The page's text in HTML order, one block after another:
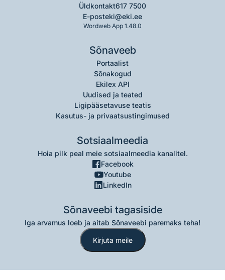
Üldkontakt617 7500
E-posteki@eki.ee
Wordweb App 1.48.0
Sõnaveeb
Portaalist
Sõnakogud
Ekilex API
Uudised ja teated
Ligipääsetavuse teatis
Kasutus- ja privaatsustingimused
Sotsiaalmeedia
Hoia pilk peal meie sotsiaalmeedia kanalitel.
Facebook
Youtube
LinkedIn
Sõnaveebi tagasiside
Iga arvamus loeb ja aitab Sõnaveebi paremaks teha!
Kirjuta meile